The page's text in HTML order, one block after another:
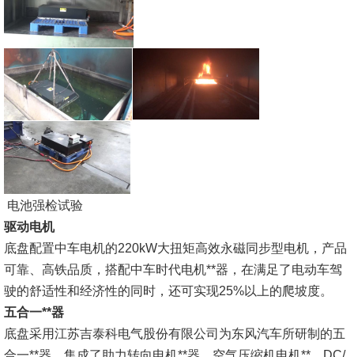
电池强检试验
驱动电机
底盘配置中车电机的220kW大扭矩高效永磁同步型电机，产品
可靠、高铁品质，搭配中车时代电机**器，在满足了电动车驾
驶的舒适性和经济性的同时，还可实现25%以上的爬坡度。
五合一**器
底盘采用江苏吉泰科电气股份有限公司为东风汽车所研制的五